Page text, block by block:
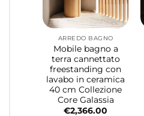
ARREDO BAGNO
Mobile bagno a
terra cannettato
freestanding con
lavabo in ceramica
40 cm Collezione
Core Galassia
€2,366.00